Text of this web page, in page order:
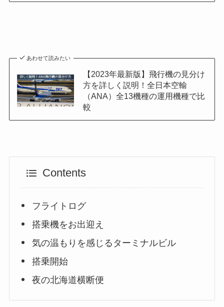
あわせて読みたい
【2023年最新版】飛行機の見分け
方を詳しく説明！全日本空輸
（ANA）全13機種の運用機種で比
較
Contents
フライトログ
搭乗機をお出迎え
気の温もりを感じるターミナルビル
搭乗開始
夜の北海道横断便